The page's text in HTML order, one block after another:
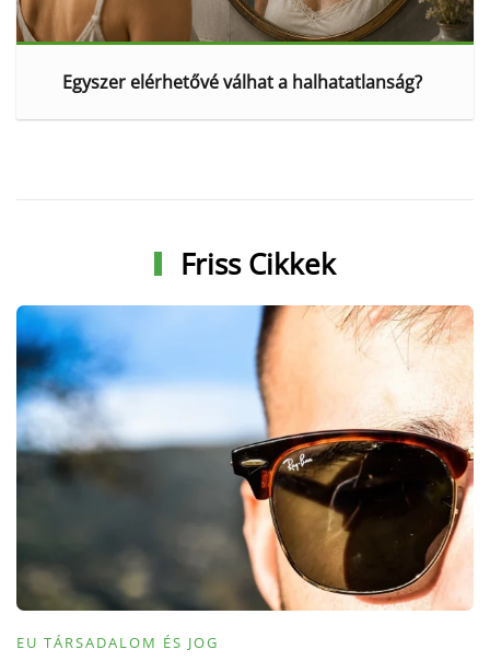
Egyszer elérhetővé válhat a halhatatlanság?
Friss Cikkek
EU TÁRSADALOM ÉS JOG